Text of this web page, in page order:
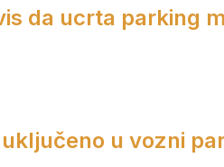
da ucrta parking
u vozni